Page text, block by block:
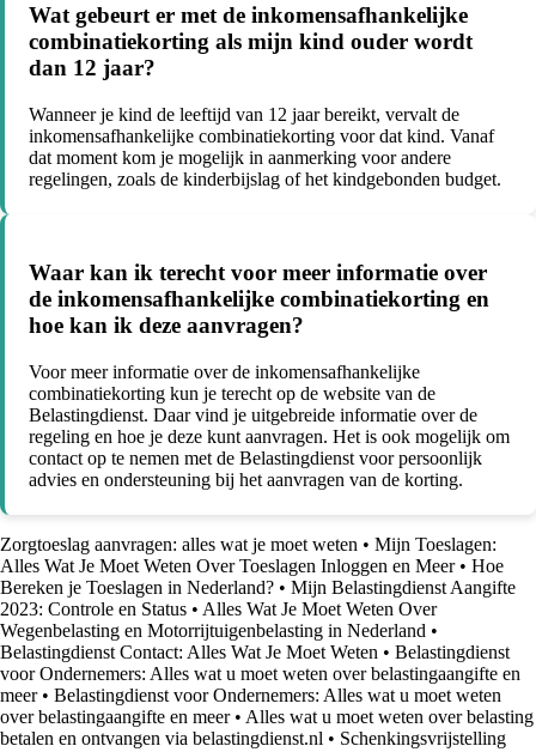
Wat gebeurt er met de inkomensafhankelijke
combinatiekorting als mijn kind ouder wordt
dan 12 jaar?
Wanneer je kind de leeftijd van 12 jaar bereikt, vervalt de
inkomensafhankelijke combinatiekorting voor dat kind. Vanaf
dat moment kom je mogelijk in aanmerking voor andere
regelingen, zoals de kinderbijslag of het kindgebonden budget.
Waar kan ik terecht voor meer informatie over
de inkomensafhankelijke combinatiekorting en
hoe kan ik deze aanvragen?
Voor meer informatie over de inkomensafhankelijke
combinatiekorting kun je terecht op de website van de
Belastingdienst. Daar vind je uitgebreide informatie over de
regeling en hoe je deze kunt aanvragen. Het is ook mogelijk om
contact op te nemen met de Belastingdienst voor persoonlijk
advies en ondersteuning bij het aanvragen van de korting.
Zorgtoeslag aanvragen: alles wat je moet weten • Mijn Toeslagen:
Alles Wat Je Moet Weten Over Toeslagen Inloggen en Meer• Hoe
Bereken je Toeslagen in Nederland? • Mijn Belastingdienst Aangifte
2023: Controle en Status • Alles Wat Je Moet Weten Over
Wegenbelasting en Motorrijtuigenbelasting in Nederland •
Belastingdienst Contact: Alles Wat Je Moet Weten • Belastingdienst
voor Ondernemers: Alles wat u moet weten over belastingaangifte en
meer• Belastingdienst voor Ondernemers: Alles wat u moet weten
over belastingaangifte en meer• Alles wat u moet weten over belasting
betalen en ontvangen via belastingdienst.nl • Schenkingsvrijstelling